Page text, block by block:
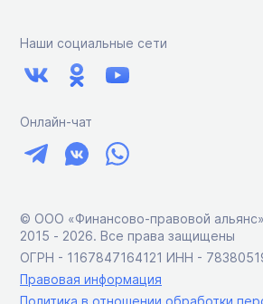
Наши социальные сети
Онлайн-чат
© ООО «Финансово-правовой альянс»
2015 ‑ 2026. Все права защищены
ОГРН - 1167847164121 ИНН -
Правовая информация
Политика в отношении обработки